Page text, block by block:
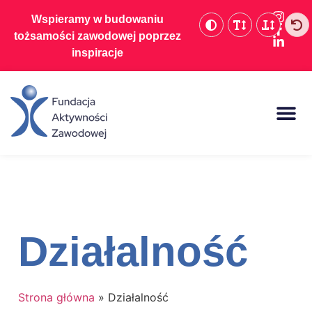
Wspieramy w budowaniu
tożsamości zawodowej poprzez
inspiracje
Działalność
Strona główna » Działalność